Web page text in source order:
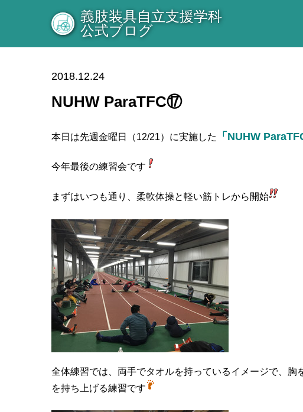
義肢装具自立支援学科
公式ブログ
2018.12.24
NUHW ParaTFC⑰
本日は先週金曜日（12/21）に実施した 「NUHW
今年最後の練習会です
まずはいつも通り、柔軟体操と軽い筋トレから開始
全体練習では、両手でタオルを持っているイメージで、
を持ち上げる練習です